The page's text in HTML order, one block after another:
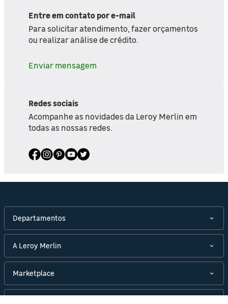
Entre em contato por e-mail
Para solicitar atendimento, fazer orçamentos
ou realizar análise de crédito.
Enviar mensagem
Redes sociais
Acompanhe as novidades da Leroy Merlin em
todas as nossas redes.
Departamentos
A Leroy Merlin
Marketplace